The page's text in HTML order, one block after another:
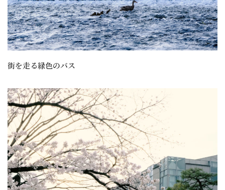
街を走る緑色のバス